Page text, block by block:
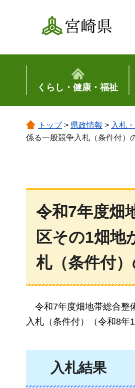
宮崎県
くらし・健康・福祉
トップ> 県政情報 > 入札
係る一般競争入札（条件付）
令和7年度畑
区その1畑地
札（条件付
令和7年度畑地帯総合整
入札（条件付）（令和8年
入札結果